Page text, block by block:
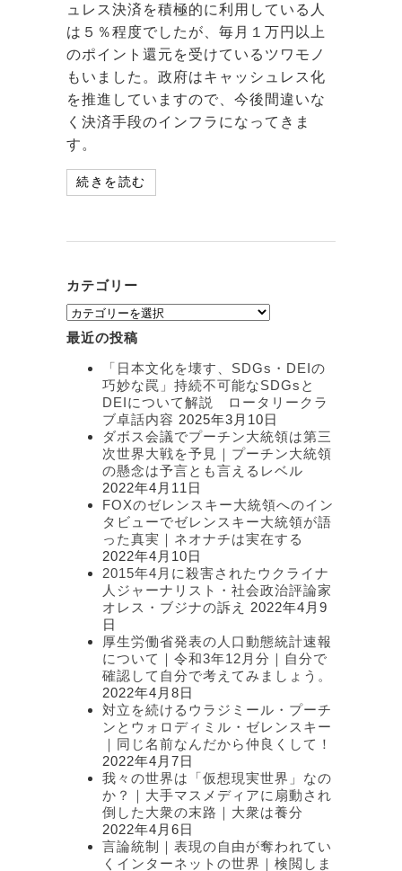
ュレス決済を積極的に利用している人
は５％程度でしたが、毎月１万円以上
のポイント還元を受けているツワモノ
もいました。政府はキャッシュレス化
を推進していますので、今後間違いな
く決済手段のインフラになってきま
す。
続きを読む
カテゴリー
カ
テ
ゴ
最近の投稿
「日本文化を壊す、SDGs・DEIの
巧妙な罠」持続不可能なSDGsと
DEIについて解説 ロータリークラ
ブ卓話内容 2025年3月10日
ダボス会議でプーチン大統領は第三
次世界大戦を予見｜プーチン大統領
の懸念は予言とも言えるレベル
2022年4月11日
FOXのゼレンスキー大統領へのイン
タビューでゼレンスキー大統領が語
った真実｜ネオナチは実在する
2022年4月10日
2015年4月に殺害されたウクライナ
人ジャーナリスト・社会政治評論家
オレス・ブジナの訴え
2022年4月9
日
厚生労働省発表の人口動態統計速報
について｜令和3年12月分｜自分で
確認して自分で考えてみましょう。
2022年4月8日
対立を続けるウラジミール・プーチ
ンとウォロディミル・ゼレンスキー
｜同じ名前なんだから仲良くして！
2022年4月7日
我々の世界は「仮想現実世界」なの
か？｜大手マスメディアに扇動され
倒した大衆の末路｜大衆は養分
2022年4月6日
言論統制｜表現の自由が奪われてい
くインターネットの世界｜検閲しま